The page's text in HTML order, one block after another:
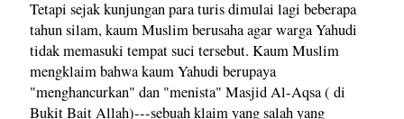
Tetapi sejak kunjungan para turis dimulai lagi beberapa
tahun silam, kaum Muslim berusaha agar warga Yahudi
tidak memasuki tempat suci tersebut. Kaum Muslim
mengklaim bahwa kaum Yahudi berupaya
"menghancurkan" dan "menista" Masjid Al-Aqsa ( di
Bukit Bait Allah)---sebuah klaim yang salah yang